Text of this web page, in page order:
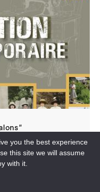
en haute vallée du
est sûrement
! Nos
d’une vie
!
you the best experience
this site we will assume
with it.